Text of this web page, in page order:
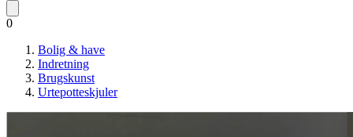
0
Bolig & have
Indretning
Brugskunst
Urtepotteskjuler